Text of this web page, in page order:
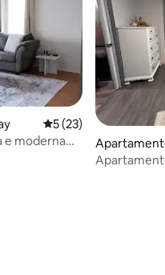
5 de uma avaliação
5 (23)
e moderna